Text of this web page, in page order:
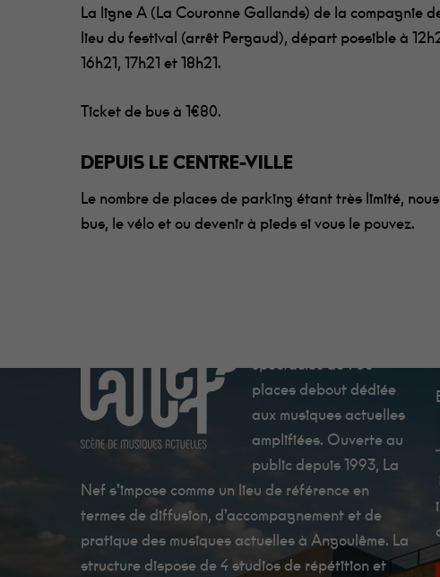
La ligne A (La Couronne Gallands) de la compagnie
lieu du festival (arrêt Pergaud), départ possible à
16h21, 17h21 et 18h21.
Ticket de bus à 1€80.
DEPUIS LE CENTRE-VILLE
Le nombre de places de parking étant très limité,
bus, le vélo et ou devenir à pieds si vous le pouvez.
spectacles de 700
places debout dédiée
aux musiques actuelles
amplifiées. Ouverte au
public depuis 1993, La
Nef s’impose comme un lieu de référence en
termes de diffusion, d’accompagnement et de
pratique des musiques actuelles à Angoulême. La
structure dispose de 4 studios de répétition et